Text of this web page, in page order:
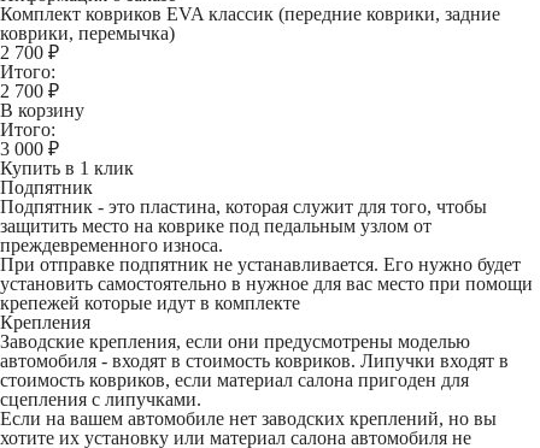
Комплект ковриков EVA классик (передние коврики, задние
коврики, перемычка)
2 700 ₽
Итого:
2 700 ₽
В корзину
Итого:
3 000 ₽
Купить в 1 клик
Подпятник
Подпятник - это пластина, которая служит для того, чтобы
защитить место на коврике под педальным узлом от
преждевременного износа.
При отправке подпятник не устанавливается. Его нужно будет
установить самостоятельно в нужное для вас место при помощи
крепежей которые идут в комплекте
Крепления
Заводские крепления, если они предусмотрены моделью
автомобиля - входят в стоимость ковриков. Липучки входят в
стоимость ковриков, если материал салона пригоден для
сцепления с липучками.
Если на вашем автомобиле нет заводских креплений, но вы
хотите их установку или материал салона автомобиля не